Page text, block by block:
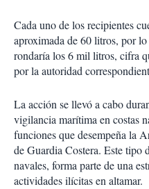
Cada uno de los recipientes
aproximada de 60 litros, por
rondaría los 6 mil litros, cifra
por la autoridad
La acción se llevó a cabo
vigilancia marítima en costas
funciones que desempeña la
de Guardia Costera. Este tipo
navales, forma parte de una
actividades ilícitas en altamar.